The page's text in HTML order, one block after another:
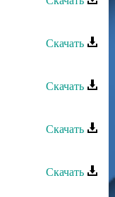
Скачать
Скачать
Скачать
Скачать